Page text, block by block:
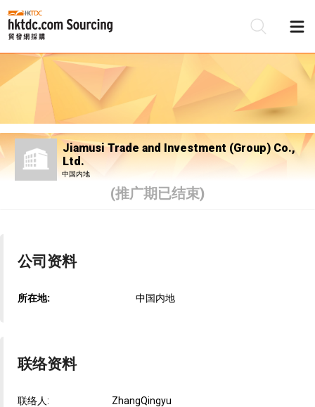
Jiamusi Trade and Investment (Group) Co.,
Ltd.
中国内地
(推广期已结束)
公司资料
所在地: 中国内地
联络资料
联络人: ZhangQingyu